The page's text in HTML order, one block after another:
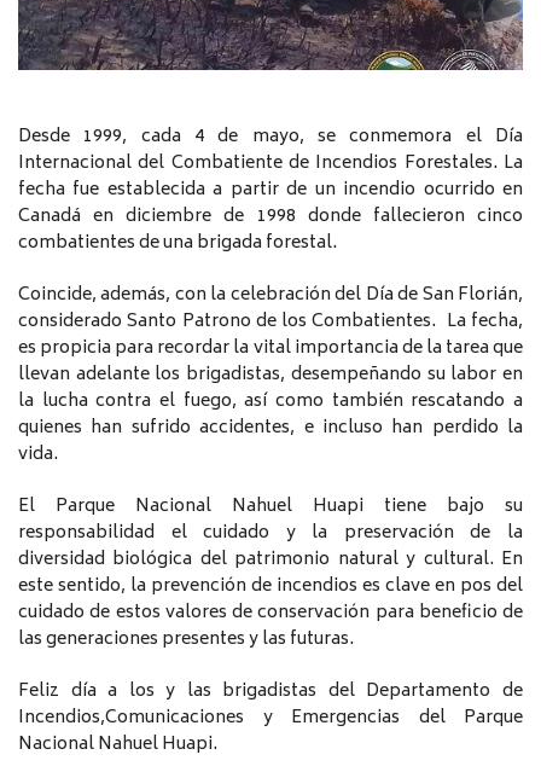
Desde 1999, cada 4 de mayo, se conmemora el Día
Internacional del Combatiente de Incendios Forestales. La
fecha fue establecida a partir de un incendio ocurrido en
Canadá en diciembre de 1998 donde fallecieron cinco
combatientes de una brigada forestal.
Coincide, además, con la celebración del Día de San Florián,
considerado Santo Patrono de los Combatientes. La fecha,
es propicia para recordar la vital importancia de la tarea que
llevan adelante los brigadistas, desempeñando su labor en
la lucha contra el fuego, así como también rescatando a
quienes han sufrido accidentes, e incluso han perdido la
vida.
El Parque Nacional Nahuel Huapi tiene bajo su
responsabilidad el cuidado y la preservación de la
diversidad biológica del patrimonio natural y cultural. En
este sentido, la prevención de incendios es clave en pos del
cuidado de estos valores de conservación para beneficio de
las generaciones presentes y las futuras.
Feliz día a los y las brigadistas del Departamento de
Incendios,Comunicaciones y Emergencias del Parque
Nacional Nahuel Huapi.